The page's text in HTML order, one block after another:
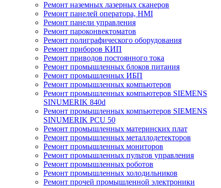
Ремонт наземных лазерных сканеров
Ремонт панелей оператора, HMI
Ремонт панели управления
Ремонт пароконвектоматов
Ремонт полиграфического оборудования
Ремонт приборов КИП
Ремонт приводов постоянного тока
Ремонт промышленных блоков питания
Ремонт промышленных ИБП
Ремонт промышленных компьютеров
Ремонт промышленных компьютеров SIEMENS
SINUMERIK 840d
Ремонт промышленных компьютеров SIEMENS
SINUMERIK PCU 50
Ремонт промышленных материнских плат
Ремонт промышленных металлодетекторов
Ремонт промышленных мониторов
Ремонт промышленных пультов управления
Ремонт промышленных роботов
Ремонт промышленных холодильников
Ремонт прочей промышленной электроники